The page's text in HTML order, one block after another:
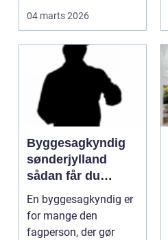
tømrer få stor betydn...
04 marts 2026
Byggesagkyndig
sønderjylland
sådan får du
tryghed i dit
byggeri
En byggesagkyndig er
for mange den
fagperson, der gør